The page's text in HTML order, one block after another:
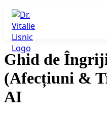
Ghid de
(Afecțiuni &
AI